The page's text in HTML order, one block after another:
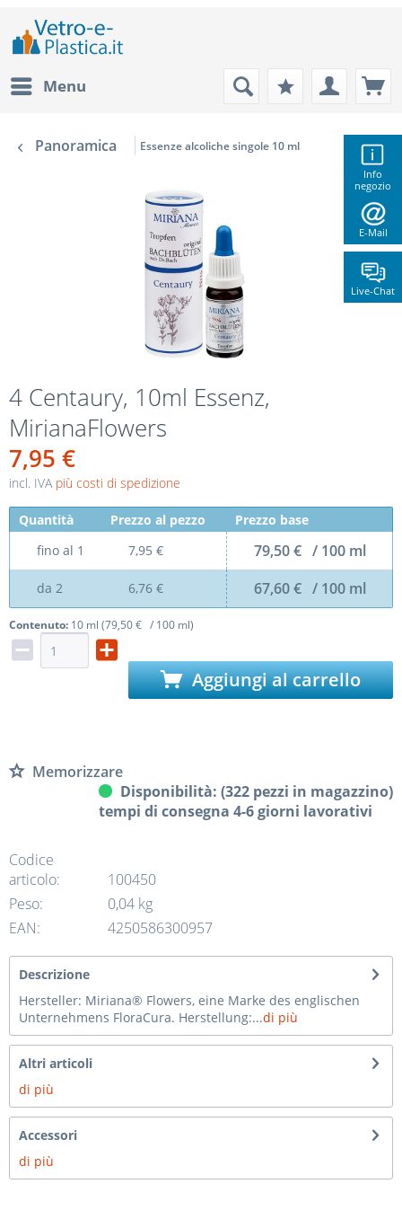
Info
negozio
E-Mail
Live-Chat
Menu
Panoramica Essenze alcoliche singole 10 ml
4 Centaury, 10ml Essenz,
MirianaFlowers
7,95 €
incl. IVA più costi di spedizione
Quantità Prezzo al pezzo
Prezzo base
fino al 1 7,95 € 79,50 € / 100 ml
da 2 6,76 € 67,60 € / 100 ml
Contenuto: 10 ml (79,50 € / 100 ml)
Aggiungi al carrello
Memorizzare
Disponibilità: (322 pezzi in magazzino)
tempi di consegna 4-6 giorni lavorativi
Codice
articolo:
100450
Peso:
0,04 kg
EAN:
4250586300957
Descrizione
Hersteller: Miriana® Flowers, eine Marke des englischen
Unternehmens FloraCura. Herstellung:...di più
Altri articoli
di più
Accessori
di più